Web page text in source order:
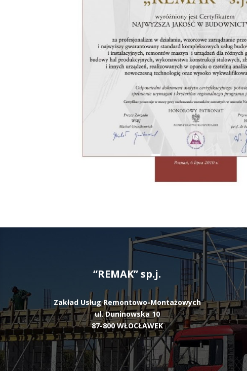
“REMAK” sp.j.
Zakład Usług Remontowo-Montażowych
ul. Duninowska 10
87-800 WŁOCŁAWEK